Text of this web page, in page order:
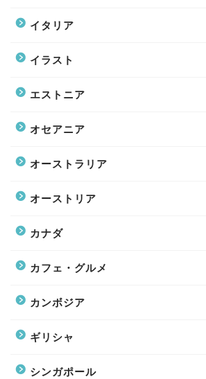
イタリア
イラスト
エストニア
オセアニア
オーストラリア
オーストリア
カナダ
カフェ・グルメ
カンボジア
ギリシャ
シンガポール